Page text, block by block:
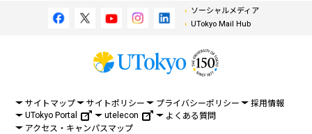
ソーシャルメディア
UTokyo Mail Hub
サイトマップ サイトポリシー プライバシーポリシー
採用情報
UTokyo Portal
utelecon
よくある質問
アクセス・キャンパスマップ